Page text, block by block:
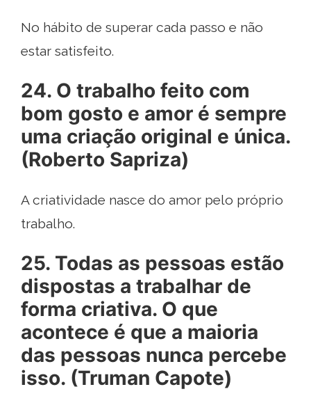
No hábito de superar cada passo e não
estar satisfeito.
24. O trabalho feito com
bom gosto e amor é sempre
uma criação original e única.
(Roberto Sapriza)
A criatividade nasce do amor pelo próprio
trabalho.
25. Todas as pessoas estão
dispostas a trabalhar de
forma criativa. O que
acontece é que a maioria
das pessoas nunca percebe
isso. (Truman Capote)